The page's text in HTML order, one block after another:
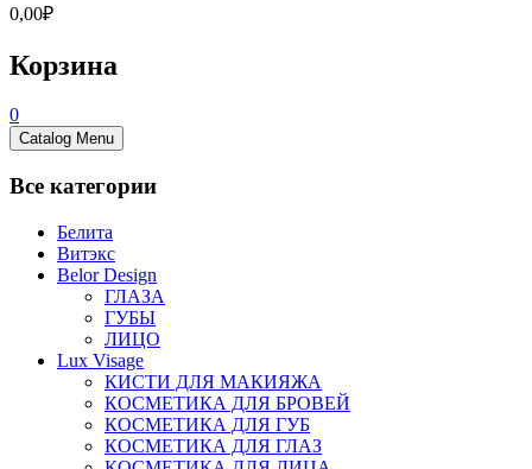
0,00₽
Корзина
0
Catalog Menu
Все категории
Белита
Витэкс
Belor Design
ГЛАЗА
ГУБЫ
ЛИЦО
Lux Visage
КИСТИ ДЛЯ МАКИЯЖА
КОСМЕТИКА ДЛЯ БРОВЕЙ
КОСМЕТИКА ДЛЯ ГУБ
КОСМЕТИКА ДЛЯ ГЛАЗ